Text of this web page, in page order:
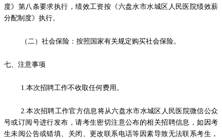
度》第八条要求执行，绩效工资按《六盘水市水城区人民医院绩效薪
分配制度》执行。
（二）社会保险：按照国家有关规定购买社会保险。
七、注意事项
1.本次招聘工作不收取任何费用。
2.本次招聘工作官方信息将从六盘水市水城区人民医院微信公众
号或订阅号进行发布，请考生密切注意公布的相关招聘信息，如因考
生未阅公告或错填、关闭、更改联系电话等因素导致无法联系考生，